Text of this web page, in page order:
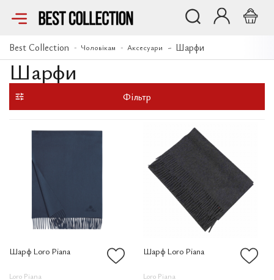
Шарфи
Best Collection Чоловікам Аксесуари Шарфи
Фільтр
Шарф Loro Piana
Loro Piana
Шарф Loro Piana
Loro Piana